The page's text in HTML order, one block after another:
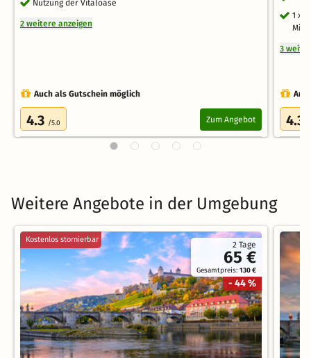
Nutzung der Vitaloase
2 weitere anzeigen
Auch als Gutschein möglich
4.3 /5.0 Zum Angebot
1 x
3
4.3
Weitere Angebote in der Umgebung
2 Tage
65 €
Gesamtpreis:130 €
- 44 %
Kostenlos stornierbar